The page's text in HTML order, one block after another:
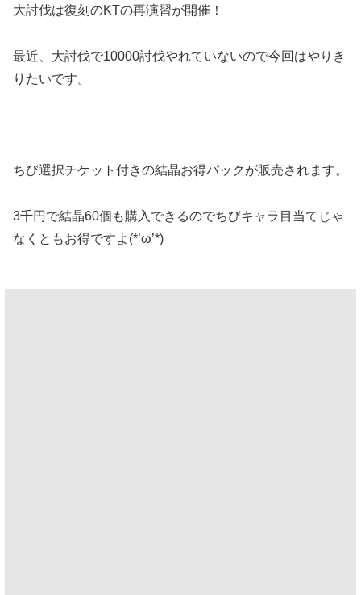
大討伐は復刻のKTの再演習が開催！
最近、大討伐で10000討伐やれていないので今回はやりき
りたいです。
ちび選択チケット付きの結晶お得パックが販売されます。
3千円で結晶60個も購入できるのでちびキャラ目当てじゃ
なくともお得ですよ(*’ω’*)